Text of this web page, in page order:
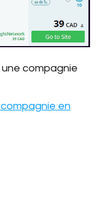
compagnie
en